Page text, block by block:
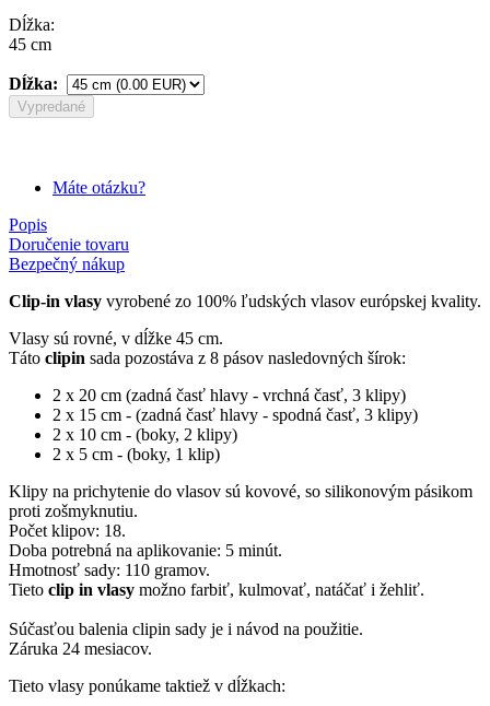
Dĺžka:
45 cm
Dĺžka:
Vypredané
Máte otázku?
Popis
Doručenie tovaru
Bezpečný nákup
Clip-in vlasy vyrobené zo 100% ľudských vlasov európskej kvality.
Vlasy sú rovné, v dĺžke 45 cm.
Táto clipin sada pozostáva z 8 pásov nasledovných šírok:
2 x 20 cm (zadná časť hlavy - vrchná časť, 3 klipy)
2 x 15 cm - (zadná časť hlavy - spodná časť, 3 klipy)
2 x 10 cm - (boky, 2 klipy)
2 x 5 cm - (boky, 1 klip)
Klipy na prichytenie do vlasov sú kovové, so silikonovým pásikom
proti zošmyknutiu.
Počet klipov: 18.
Doba potrebná na aplikovanie: 5 minút.
Hmotnosť sady: 110 gramov.
Tieto clip in vlasy možno farbiť, kulmovať, natáčať i žehliť.
Súčasťou balenia clipin sady je i návod na použitie.
Záruka 24 mesiacov.
Tieto vlasy ponúkame taktiež v dĺžkach: